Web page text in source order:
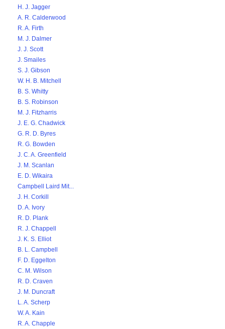
H. J. Jagger
A. R. Calderwood
R. A. Firth
M. J. Dalmer
J. J. Scott
J. Smailes
S. J. Gibson
W. H. B. Mitchell
B. S. Whitty
B. S. Robinson
M. J. Fitzharris
J. E. G. Chadwick
G. R. D. Byres
R. G. Bowden
J. C. A. Greenfield
J. M. Scanlan
E. D. Wikaira
Campbell Laird Mit...
J. H. Corkill
D. A. Ivory
R. D. Plank
R. J. Chappell
J. K. S. Elliot
B. L. Campbell
F. D. Eggelton
C. M. Wilson
R. D. Craven
J. M. Duncraft
L. A. Scherp
W. A. Kain
R. A. Chapple